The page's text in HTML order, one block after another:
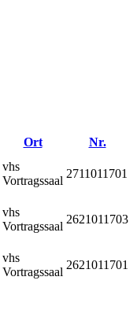
Ort Nr.
vhs
Vortragssaal
2711011701
vhs
Vortragssaal
2621011703
vhs
Vortragssaal
2621011701